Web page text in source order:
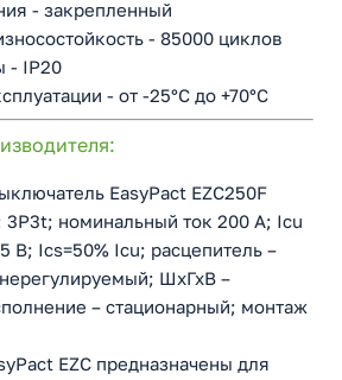
- закрепленный
- 85000 циклов
- IP20
- от -25°C до +70°C
EasyPact EZC250F
номинальный ток 200 А; Icu
В; Ics=50% Icu; расцепитель –
ШхГхВ –
– стационарный; монтаж
EZC предназначены для